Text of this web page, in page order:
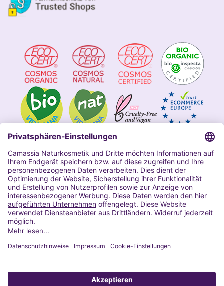
Impressum
Allgemeine Geschäftsbedingungen
Datenschutzerklärung Camassia
Widerrufsbelehrung
Copyright 2020 | Alle Rechte vorbehalten